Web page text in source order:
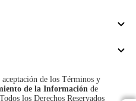
de los Términos y
de la Información de
Todos los Derechos Reservados